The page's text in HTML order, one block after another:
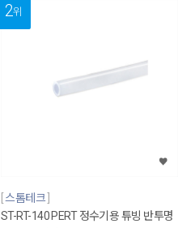
2위
스톰테크
ST-RT-140 PERT 정수기용 튜빙 반투명